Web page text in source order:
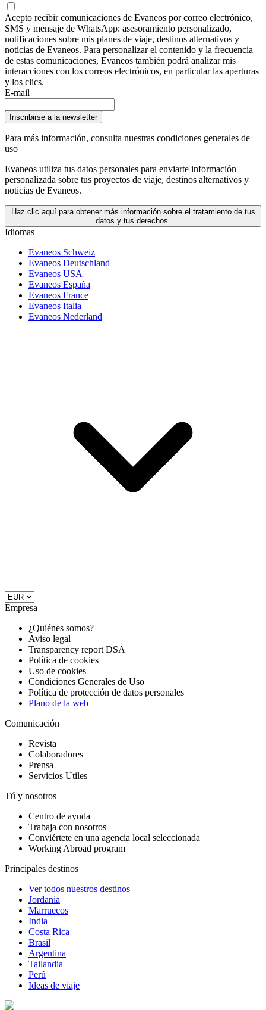
Acepto recibir comunicaciones de Evaneos por correo electrónico,
SMS y mensaje de WhatsApp: asesoramiento personalizado,
notificaciones sobre mis planes de viaje, destinos alternativos y
noticias de Evaneos. Para personalizar el contenido y la frecuencia
de estas comunicaciones, Evaneos también podrá analizar mis
interacciones con los correos electrónicos, en particular las aperturas
y los clics.
E-mail
Inscribirse a la newsletter
Para más información, consulta nuestras condiciones generales de
uso
Evaneos utiliza tus datos personales para enviarte información
personalizada sobre tus proyectos de viaje, destinos alternativos y
noticias de Evaneos.
Haz clic aquí para obtener más información sobre el tratamiento de tus
datos y tus derechos.
Idiomas
Evaneos Schweiz
Evaneos Deutschland
Evaneos USA
Evaneos España
Evaneos France
Evaneos Italia
Evaneos Nederland
Empresa
¿Quiénes somos?
Aviso legal
Transparency report DSA
Política de cookies
Uso de cookies
Condiciones Generales de Uso
Política de protección de datos personales
Plano de la web
Comunicación
Revista
Colaboradores
Prensa
Servicios Utiles
Tú y nosotros
Centro de ayuda
Trabaja con nosotros
Conviértete en una agencia local seleccionada
Working Abroad program
Principales destinos
Ver todos nuestros destinos
Jordania
Marruecos
India
Costa Rica
Brasil
Argentina
Tailandia
Perú
Ideas de viaje